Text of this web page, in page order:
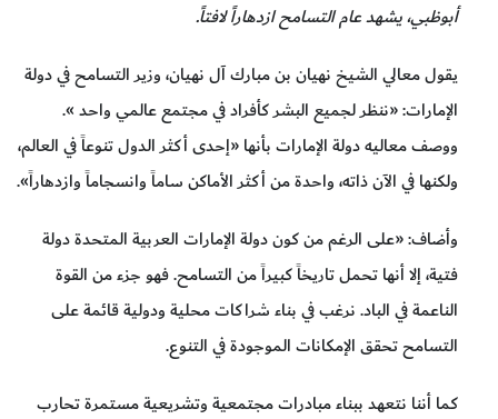
أبوظبي، يشهد عام التسامح ازدهاراً لافتاً.
يقول معالي الشيخ نهيان بن مبارك آل نهيان، وزير التسامح في دولة
الإمارات: «ننظر لجميع البشر كأفراد في مجتمع عالمي واحد ».
ووصف معاليه دولة الإمارات بأنها «إحدى أكثر الدول تنوعاً في العالم،
ولكنها في الآن ذاته، واحدة من أكثر الأماكن ساماً وانسجاماً وازدهاراً».
وأضاف: «على الرغم من كون دولة الإمارات العربية المتحدة دولة
فتية، إلا أنها تحمل تاريخاً كبيراً من التسامح. فهو جزء من القوة
الناعمة في الباد. نرغب في بناء شراكات محلية ودولية قائمة على
التسامح تحقق الإمكانات الموجودة في التنوع.
كما أننا نتعهد ببناء مبادرات مجتمعية وتشريعية مستمرة تحارب